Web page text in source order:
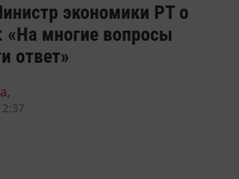
экономики РТ о
«На многие вопросы
ответ»